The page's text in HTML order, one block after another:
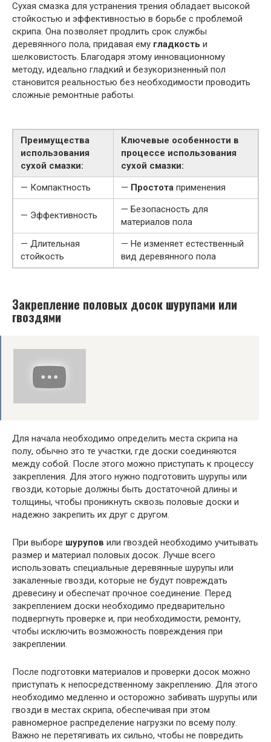
Сухая смазка для устранения трения обладает высокой
стойкостью и эффективностью в борьбе с проблемой
скрипа. Она позволяет продлить срок службы
деревянного пола, придавая ему гладкость и
шелковистость. Благодаря этому инновационному
методу, идеально гладкий и безукоризненный пол
становится реальностью без необходимости проводить
сложные ремонтные работы.
Преимущества
использования
сухой смазки:
Ключевые особенности в
процессе использования
сухой смазки:
— Компактность
— Простота применения
— Эффективность
— Безопасность для
материалов пола
— Длительная
стойкость
— Не изменяет естественный
вид деревянного пола
Закрепление половых досок шурупами или
гвоздями
Для начала необходимо определить места скрипа на
полу, обычно это те участки, где доски соединяются
между собой. После этого можно приступать к процессу
закрепления. Для этого нужно подготовить шурупы или
гвозди, которые должны быть достаточной длины и
толщины, чтобы проникнуть сквозь половые доски и
надежно закрепить их друг с другом.
При выборе шурупов или гвоздей необходимо учитывать
размер и материал половых досок. Лучше всего
использовать специальные деревянные шурупы или
закаленные гвозди, которые не будут повреждать
древесину и обеспечат прочное соединение. Перед
закреплением доски необходимо предварительно
подвергнуть проверке и, при необходимости, ремонту,
чтобы исключить возможность повреждения при
закреплении.
После подготовки материалов и проверки досок можно
приступать к непосредственному закреплению. Для этого
необходимо медленно и осторожно забивать шурупы или
гвозди в местах скрипа, обеспечивая при этом
равномерное распределение нагрузки по всему полу.
Важно не перетягивать их сильно, чтобы не повредить